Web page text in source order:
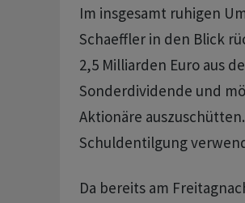
Im insgesamt ruhigen
Schaeffler in den Blick
2,5 Milliarden Euro aus
Sonderdividende und
Aktionäre
Schuldentilgung
Da bereits am